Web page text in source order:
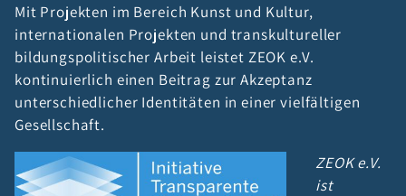
Mit Projekten im Bereich Kunst und Kultur,
internationalen Projekten und transkultureller
bildungspolitischer Arbeit leistet ZEOK e.V.
kontinuierlich einen Beitrag zur Akzeptanz
unterschiedlicher Identitäten in einer vielfältigen
Gesellschaft.
ZEOK e.V.
ist